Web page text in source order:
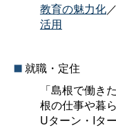
教育の魅力化／
活用
就職・定住
「島根で働き
根の仕事や暮
Uターン・Iタ